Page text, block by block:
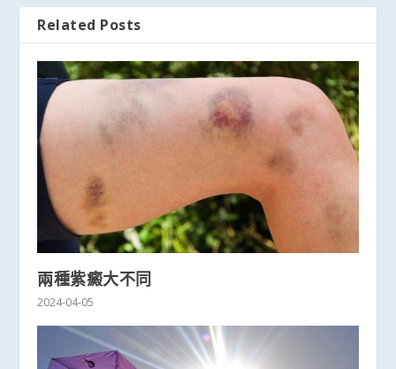
Related Posts
兩種紫癜大不同
2024-04-05